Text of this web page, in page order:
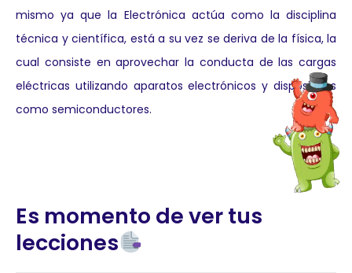
mismo ya que la Electrónica actúa como la disciplina
técnica y científica, está a su vez se deriva de la física, la
cual consiste en aprovechar la conducta de las cargas
eléctricas utilizando aparatos electrónicos y dispositivos
como semiconductores.
Es momento de ver tus
lecciones